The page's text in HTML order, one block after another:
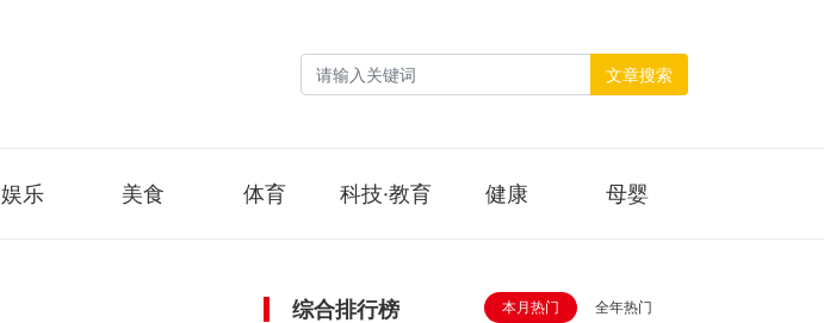
文章搜索
娱乐 美食 体育 科技·教育 健康 母婴
综合排行榜 本月热门 全年热门